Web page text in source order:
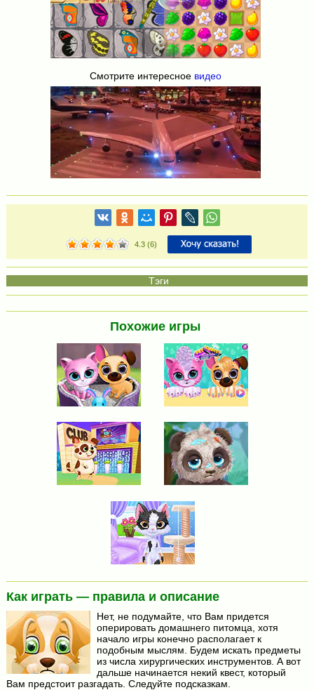
Смотрите интересное видео
4.3(6)
Похожие игры
Как играть — правила и описание
Нет, не подумайте, что Вам придется
оперировать домашнего питомца, хотя
начало игры конечно располагает к
подобным мыслям. Будем искать предметы
из числа хирургических инструментов. А вот
дальше начинается некий квест, который
Вам предстоит разгадать. Следуйте подсказкам.